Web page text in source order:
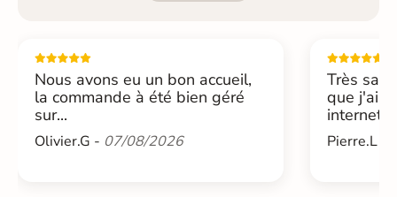
Nous avons eu un bon accueil,
la commande à été bien géré
sur...
Olivier.G - 07/08/2026
Très
que j'ai
internet....
Pierre.L -